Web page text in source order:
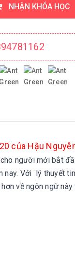
NHẬN KHÓA HỌC
của Hậu
người mới bắt
nay. Với lý thuyết
về ngôn ngữ này